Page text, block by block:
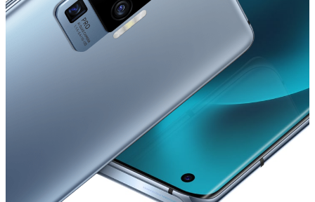
Indonesia | Pilih negara/wilayah